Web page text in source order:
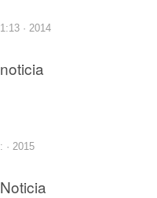
1:13 · 2014
noticia
: · 2015
Noticia